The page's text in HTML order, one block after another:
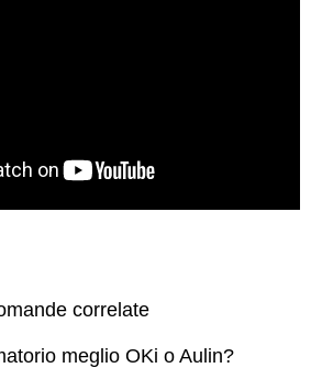
correlate
meglio OKi o Aulin?